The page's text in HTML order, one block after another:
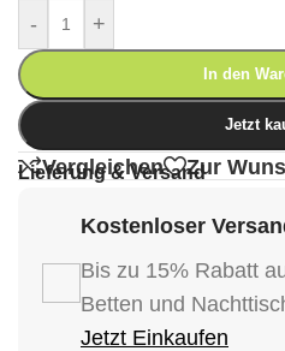
- +
In den
Jetzt
Vergleichen Zur
Lieferung & Versand
Kostenloser
Bis zu 15% Rabatt
Betten und
Jetzt Einkaufen